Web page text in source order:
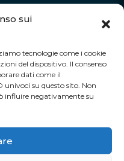
sui
tecnologie come i cookie
del dispositivo. Il consenso
dati come il
su questo sito. Non
influire negativamente su
10.00 alle 20.00.
alle 21:00